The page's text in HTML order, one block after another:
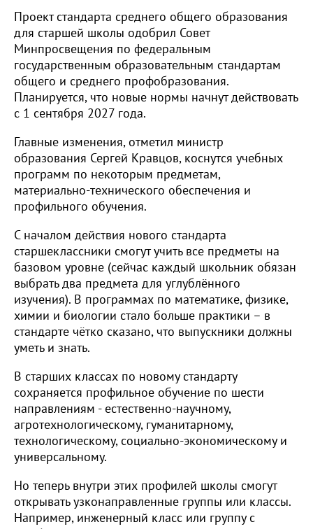
Проект стандарта среднего общего образования
для старшей школы одобрил Совет
Минпросвещения по федеральным
государственным образовательным стандартам
общего и среднего профобразования.
Планируется, что новые нормы начнут действовать
с 1 сентября 2027 года.
Главные изменения, отметил министр
образования Сергей Кравцов, коснутся учебных
программ по некоторым предметам,
материально-технического обеспечения и
профильного обучения.
С началом действия нового стандарта
старшеклассники смогут учить все предметы на
базовом уровне (сейчас каждый школьник обязан
выбрать два предмета для углублённого
изучения). В программах по математике, физике,
химии и биологии стало больше практики – в
стандарте чётко сказано, что выпускники должны
уметь и знать.
В старших классах по новому стандарту
сохраняется профильное обучение по шести
направлениям - естественно-научному,
агротехнологическому, гуманитарному,
технологическому, социально-экономическому и
универсальному.
Но теперь внутри этих профилей школы смогут
открывать узконаправленные группы или классы.
Например, инженерный класс или группу с